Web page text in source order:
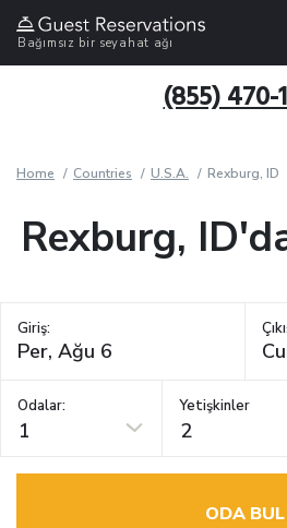
Bağımsız bir seyahat ağı
(855) 470-
Home Countries U.S.A. Rexburg, ID
Rexburg,
Giriş:
Odalar:
1
Yetişkinler
2
ODA BUL